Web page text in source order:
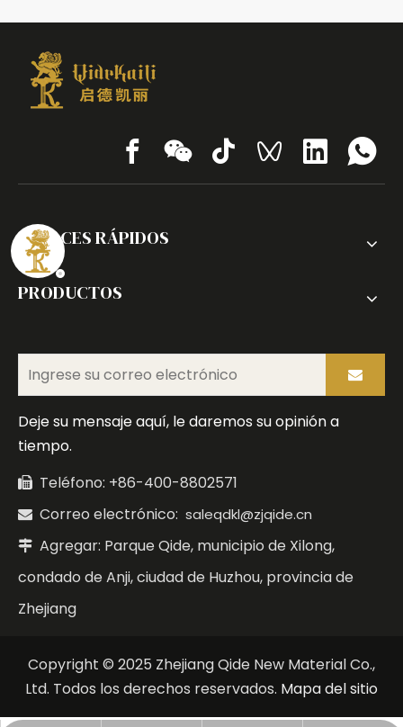
ENLACES RÁPIDOS
PRODUCTOS
Deje su mensaje aquí, le daremos su opinión a
tiempo.
 Teléfono: +86-400-8802571
 Correo electrónico: saleqdkl@zjqide.cn
 Agregar: Parque Qide, municipio de Xilong,
condado de Anji, ciudad de Huzhou, provincia de
Zhejiang
Copyright © 2025 Zhejiang Qide New Material Co.,
Ltd. Todos los derechos reservados. Mapa del sitio